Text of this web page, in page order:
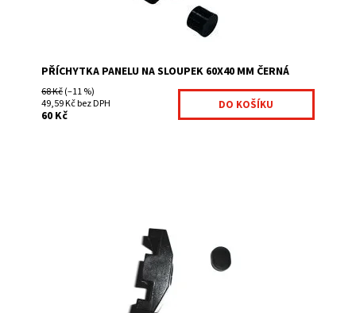
PŘÍCHYTKA PANELU NA SLOUPEK 60X40 MM ČERNÁ
68 Kč(–11 %)
49,59 Kč bez DPH
60 Kč
uchycení pletiva ke sloupkům jeklovým (hranatým) 60x60
mm univerzálnost pro přichycení...
Na centrálním skladě
7008758-123
Betafence